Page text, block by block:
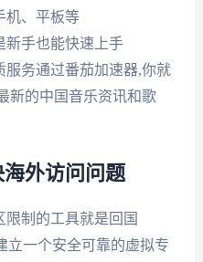
机、平板等
新手也能快速上手
服务通过番茄加速器,你就
新的中国音乐资讯和歌
外访问问题
制的工具就是回国
立一个安全可靠的虚拟专